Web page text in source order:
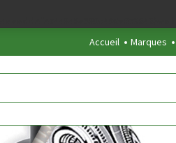
Accueil Marques